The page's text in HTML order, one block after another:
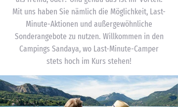
Mit uns haben Sie nämlich die Möglichkeit, Last-
Minute-Aktionen und außergewöhnliche
Sonderangebote zu nutzen. Willkommen in den
Campings Sandaya, wo Last-Minute-Camper
stets hoch im Kurs stehen!